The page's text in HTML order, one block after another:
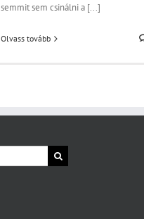
semmit sem csinálni a [...]
Olvass tovább